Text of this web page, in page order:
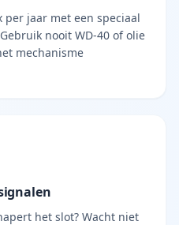
jaar met een speciaal
nooit WD-40 of olie
mechanisme
het slot? Wacht niet